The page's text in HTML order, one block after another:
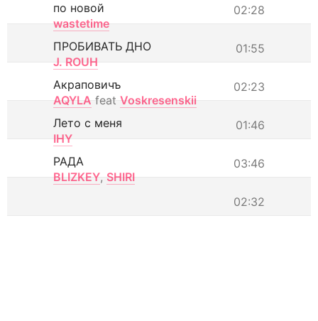
02:28
по новой
wastetime
01:55
ПРОБИВАТЬ ДНО
J. ROUH
02:23
Акраповичъ
AQYLA feat Voskresenskii
01:46
Лето с меня
IHY
03:46
РАДА
BLIZKEY, SHIRI
02:32